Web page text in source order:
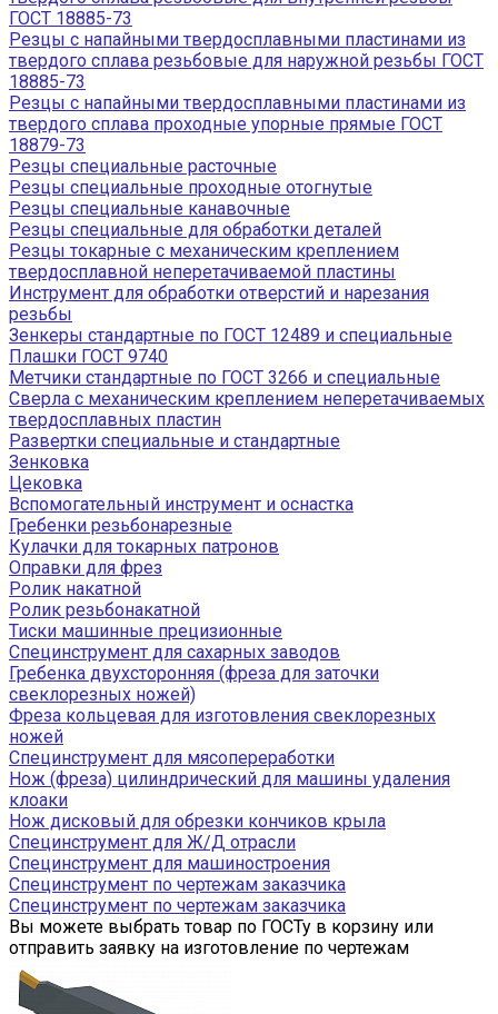
ГОСТ 18885-73
Резцы с напайными твердосплавными пластинами из
твердого сплава резьбовые для наружной резьбы ГОСТ
18885-73
Резцы с напайными твердосплавными пластинами из
твердого сплава проходные упорные прямые ГОСТ
18879-73
Резцы специальные расточные
Резцы специальные проходные отогнутые
Резцы специальные канавочные
Резцы специальные для обработки деталей
Резцы токарные с механическим креплением
твердосплавной неперетачиваемой пластины
Инструмент для обработки отверстий и нарезания
резьбы
Зенкеры стандартные по ГОСТ 12489 и специальные
Плашки ГОСТ 9740
Метчики стандартные по ГОСТ 3266 и специальные
Сверла с механическим креплением неперетачиваемых
твердосплавных пластин
Развертки специальные и стандартные
Зенковка
Цековка
Вспомогательный инструмент и оснастка
Гребенки резьбонарезные
Кулачки для токарных патронов
Оправки для фрез
Ролик накатной
Ролик резьбонакатной
Тиски машинные прецизионные
Специнструмент для сахарных заводов
Гребенка двухсторонняя (фреза для заточки
свеклорезных ножей)
Фреза кольцевая для изготовления свеклорезных
ножей
Специнструмент для мясопереработки
Нож (фреза) цилиндрический для машины удаления
клоаки
Нож дисковый для обрезки кончиков крыла
Специнструмент для Ж/Д отрасли
Специнструмент для машиностроения
Специнструмент по чертежам заказчика
Специнструмент по чертежам заказчика
Вы можете выбрать товар по ГОСТу в корзину или
отправить заявку на изготовление по чертежам